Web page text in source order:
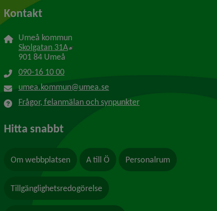
Kontakt
Umeå kommun
Skolgatan 31A Länk till annan webbplats, öppnas i nytt
901 84 Umeå
090-16 10 00
umea.kommun@umea.se
Frågor, felanmälan och synpunkter
Hitta snabbt
Om webbplatsen A till Ö Personalrum
Tillgänglighetsredogörelse